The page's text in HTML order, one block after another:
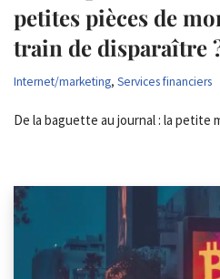
petites pièces de
train de disparaître
Internet/marketing, Services financiers
De la baguette au journal : la petite